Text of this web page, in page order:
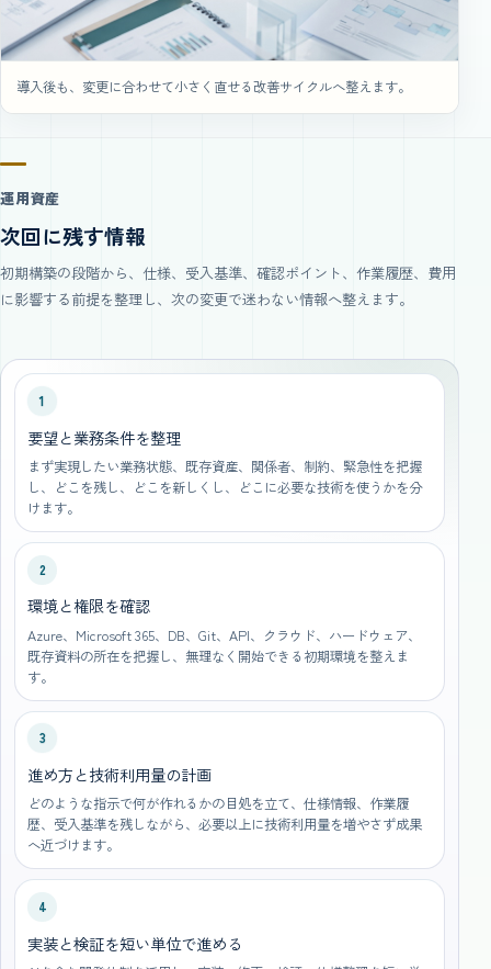
導入後も、変更に合わせて小さく直せる改善サイクルへ整えます。
運用資産
次回に残す情報
初期構築の段階から、仕様、受入基準、確認ポイント、作業履歴、費用
に影響する前提を整理し、次の変更で迷わない情報へ整えます。
1
要望と業務条件を整理
まず実現したい業務状態、既存資産、関係者、制約、緊急性を把握
し、どこを残し、どこを新しくし、どこに必要な技術を使うかを分
けます。
2
環境と権限を確認
Azure、Microsoft 365、DB、Git、API、クラウド、ハードウェア、
既存資料の所在を把握し、無理なく開始できる初期環境を整えま
す。
3
進め方と技術利用量の計画
どのような指示で何が作れるかの目処を立て、仕様情報、作業履
歴、受入基準を残しながら、必要以上に技術利用量を増やさず成果
へ近づけます。
4
実装と検証を短い単位で進める